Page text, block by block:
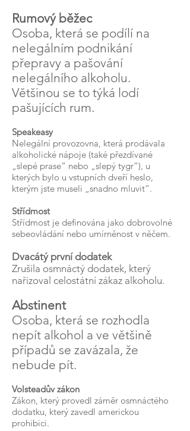
Rumový běžec
Osoba, která se podílí na
nelegálním podnikání
přepravy a pašování
nelegálního alkoholu.
Většinou se to týká lodí
pašujících rum.
Speakeasy
Nelegální provozovna, která prodávala
alkoholické nápoje (také přezdívané
„slepé prase“ nebo „slepý tygr“), u
kterých bylo u vstupních dveří heslo,
kterým jste museli „snadno mluvit“.
Střídmost
Střídmost je definována jako dobrovolné
sebeovládání nebo umírněnost v něčem.
Dvacátý první dodatek
Zrušila osmnáctý dodatek, který
nařizoval celostátní zákaz alkoholu.
Abstinent
Osoba, která se rozhodla
nepít alkohol a ve většině
případů se zavázala, že
nebude pít.
Volsteadův zákon
Zákon, který provedl záměr osmnáctého
dodatku, který zavedl americkou
prohibici.